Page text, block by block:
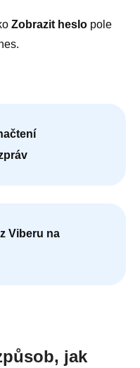
Zobrazit heslo pole
Viberu na
jak